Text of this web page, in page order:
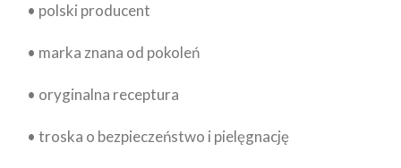
• polski producent
• marka znana od pokoleń
• oryginalna receptura
• troska o bezpieczeństwo i pielęgnację